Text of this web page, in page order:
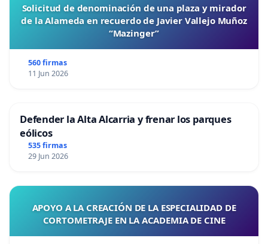
Solicitud de denominación de una plaza y mirador
de la Alameda en recuerdo de Javier Vallejo Muñoz
“Mazinger”
560 firmas
11 Jun 2026
Defender la Alta Alcarria y frenar los parques
eólicos
535 firmas
29 Jun 2026
APOYO A LA CREACIÓN DE LA ESPECIALIDAD DE
CORTOMETRAJE EN LA ACADEMIA DE CINE